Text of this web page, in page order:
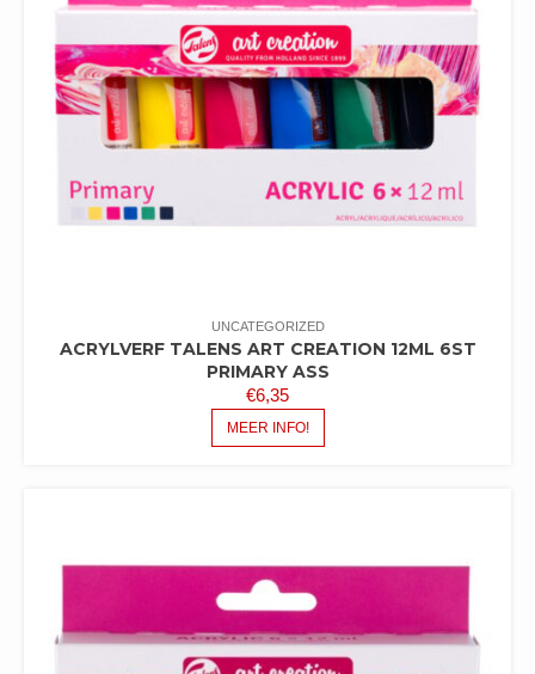
UNCATEGORIZED
ACRYLVERF TALENS ART CREATION 12ML 6ST
PRIMARY ASS
€6,35
MEER INFO!